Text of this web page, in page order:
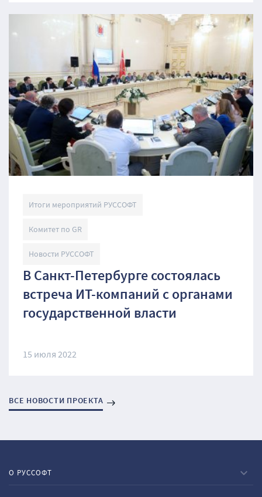
Итоги мероприятий РУССОФТ
Комитет по GR
Новости РУССОФТ
В Санкт-Петербурге состоялась
встреча ИТ-компаний с органами
государственной власти
15 июля 2022
ВСЕ НОВОСТИ ПРОЕКТА
О РУССОФТ